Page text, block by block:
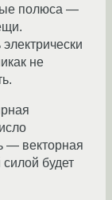
полюса —
не
— векторная
силой будет